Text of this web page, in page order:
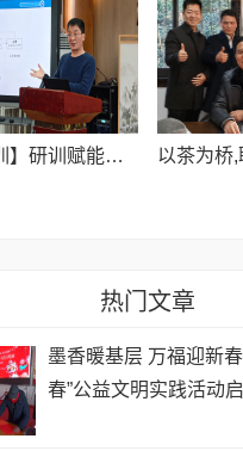
【e启研训】研训赋能促成长,智慧课堂启新篇
热门文章
墨香暖基层 万福迎新
春”公益文明实践活动